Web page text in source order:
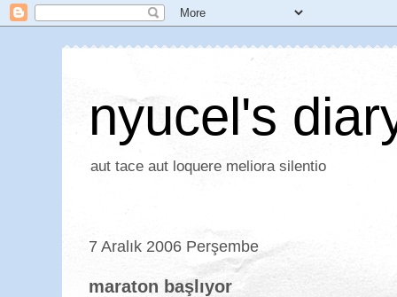
nyucel's
aut tace aut loquere meliora silentio
7 Aralık 2006 Perşembe
maraton başlıyor